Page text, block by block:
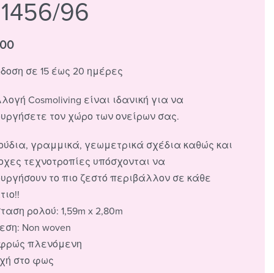
96
σε 15 έως 20 ημέρες
Cosmoliving είναι ιδανική για να
τον χώρο των ονείρων σας.
γραμμικά, γεωμετρικά σχέδια καθώς και
τεχνοτροπίες υπόσχονται να
το πιο ζεστό περιβάλλον σε κάθε
ρολού: 1,59m x 2,80m
Non woven
πλενόμενη
στο φως